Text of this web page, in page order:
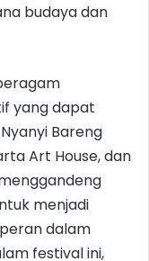
budaya dan
yang dapat
Bareng
Art House, dan
menjadi
dalam
festival ini,